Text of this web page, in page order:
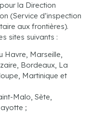
la Direction
(Service d’inspection
aux frontières).
sites suivants :
Havre, Marseille,
Bordeaux, La
Martinique et
Malo, Sète,
;